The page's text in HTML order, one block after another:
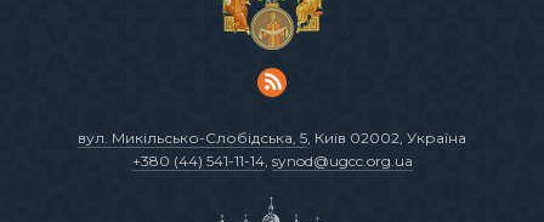
вул. Микільсько-Слобідська, 5 , Київ 02002, Україна
+380 (44) 541-11-14, synod@ugcc.org.ua